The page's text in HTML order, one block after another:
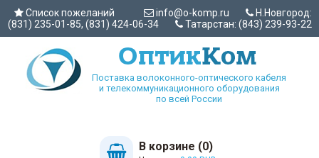
Список пожеланий info@o-komp.ru
Н.Новгород:
(831) 235-01-85, (831) 424-06-34
Татарстан: (843) 239-93-22
Поставка волоконного-оптического кабеля
и телекоммуникационного оборудования
по всей России
В корзине (0)